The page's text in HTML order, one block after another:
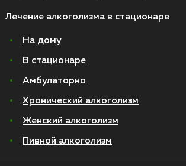
Лечение алкоголизма в стационаре
На дому
В стационаре
Амбулаторно
Хронический алкоголизм
Женский алкоголизм
Пивной алкоголизм